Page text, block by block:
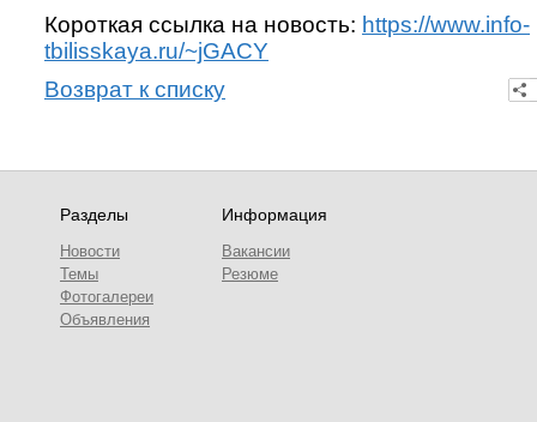
Короткая ссылка на новость: https://www.info-
tbilisskaya.ru/~jGACY
Возврат к списку
Разделы
Новости
Темы
Фотогалереи
Объявления
Информация
Вакансии
Резюме